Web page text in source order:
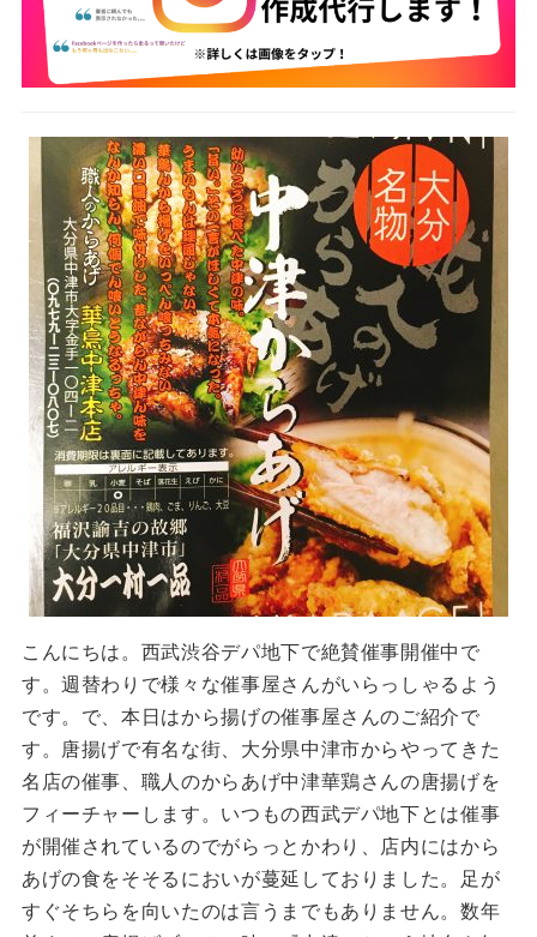
こんにちは。西武渋谷デパ地下で絶賛催事開催中で
す。週替わりで様々な催事屋さんがいらっしゃるよう
です。で、本日はから揚げの催事屋さんのご紹介で
す。唐揚げで有名な街、大分県中津市からやってきた
名店の催事、職人のからあげ中津華鶏さんの唐揚げを
フィーチャーします。いつもの西武デパ地下とは催事
が開催されているのでがらっとかわり、店内にはから
あげの食をそそるにおいが蔓延しておりました。足が
すぐそちらを向いたのは言うまでもありません。数年